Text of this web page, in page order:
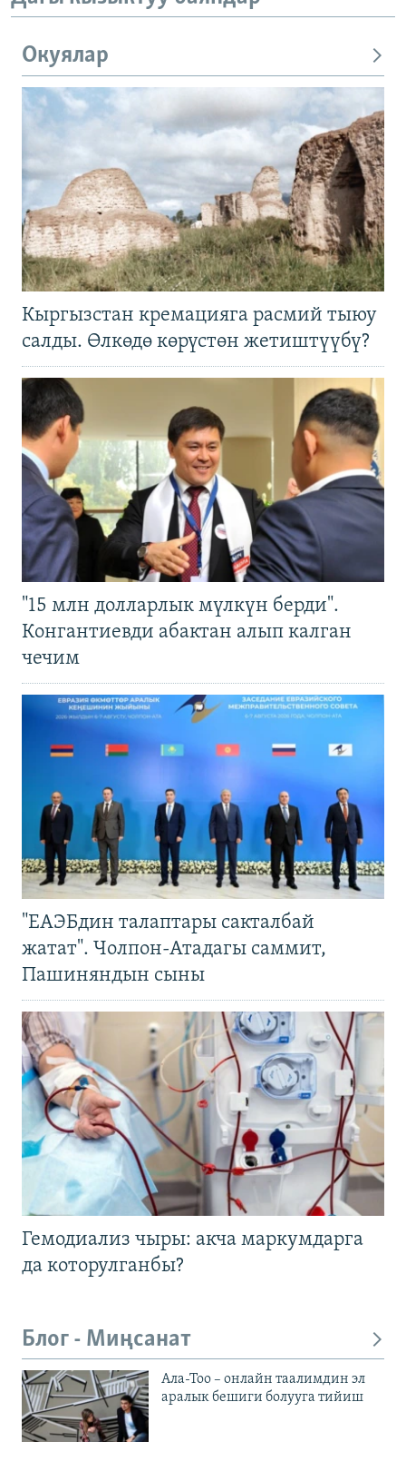
Окуялар
Кыргызстан кремацияга расмий тыюу
салды. Өлкөдө көрүстөн жетиштүүбү?
"15 млн долларлык мүлкүн берди".
Конгантиевди абактан алып калган
чечим
"ЕАЭБдин талаптары сакталбай
жатат". Чолпон-Атадагы саммит,
Пашиняндын сыны
Гемодиализ чыры: акча маркумдарга
да которулганбы?
Блог - Миңсанат
Ала-Тоо – онлайн таалимдин эл
аралык бешиги болууга тийиш